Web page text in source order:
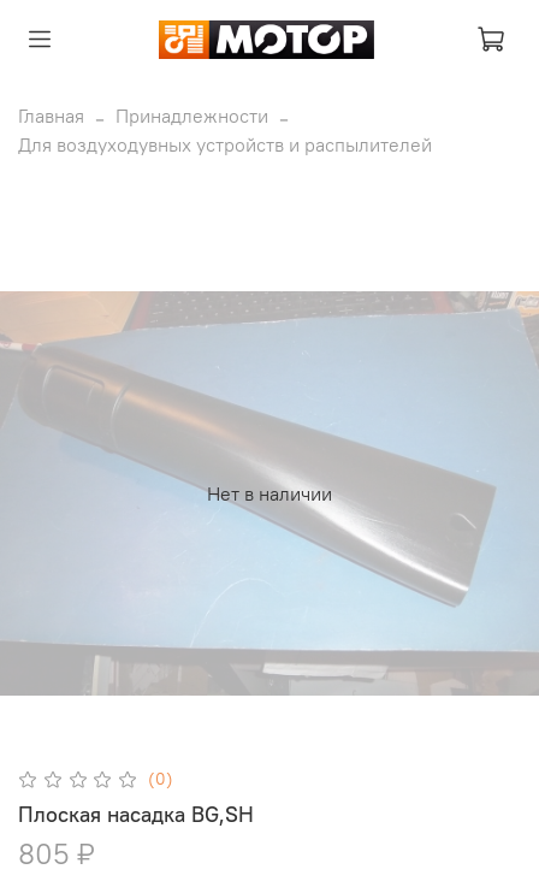
Главная
Принадлежности
Для воздуходувных устройств и распылителей
Нет в наличии
(0)
Плоская насадка BG,SH
805 ₽